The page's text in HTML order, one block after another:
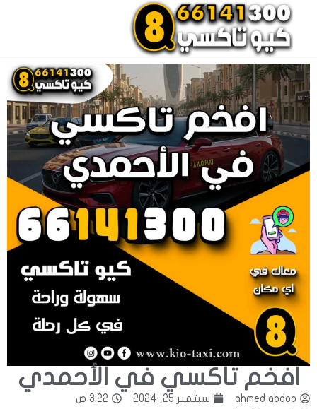
افخم تاكسي في الأحمدي
ahmed abdoo سبتمبر 25, 2024
3:22 ص
احجز تاكسي الان